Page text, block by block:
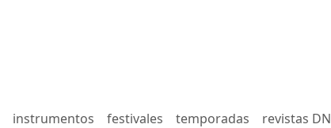
instrumentos festivales temporadas revistas DN